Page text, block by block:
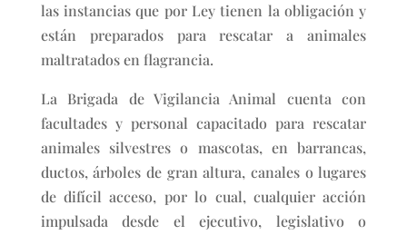
las instancias que por Ley tienen la obligación y
están preparados para rescatar a animales
maltratados en flagrancia.
La Brigada de Vigilancia Animal cuenta con
facultades y personal capacitado para rescatar
animales silvestres o mascotas, en barrancas,
ductos, árboles de gran altura, canales o lugares
de difícil acceso, por lo cual, cualquier acción
impulsada desde el ejecutivo, legislativo o